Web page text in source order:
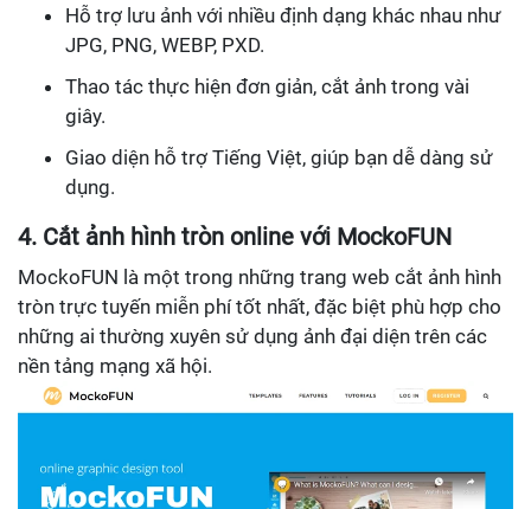
Hỗ trợ lưu ảnh với nhiều định dạng khác nhau như
JPG, PNG, WEBP, PXD.
Thao tác thực hiện đơn giản, cắt ảnh trong vài
giây.
Giao diện hỗ trợ Tiếng Việt, giúp bạn dễ dàng sử
dụng.
4. Cắt ảnh hình tròn online với MockoFUN
MockoFUN là một trong những trang web cắt ảnh hình
tròn trực tuyến miễn phí tốt nhất, đặc biệt phù hợp cho
những ai thường xuyên sử dụng ảnh đại diện trên các
nền tảng mạng xã hội.